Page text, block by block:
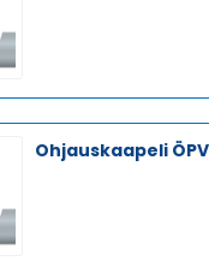
Ohjauskaapeli